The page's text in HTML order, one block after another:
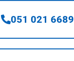
051 021 6689